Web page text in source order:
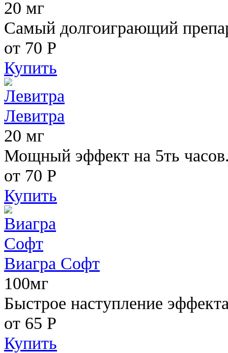
20 мг
Самый долгоиграющий
от 70 Р
Купить
Левитра
20 мг
Мощный эффект на 5ть
от 70 Р
Купить
Виагра Софт
100мг
Быстрое наступление
от 65 Р
Купить